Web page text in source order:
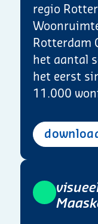
regio
Rotterdam
het aantal
het eerst
11.000
Visueel jaarverslag